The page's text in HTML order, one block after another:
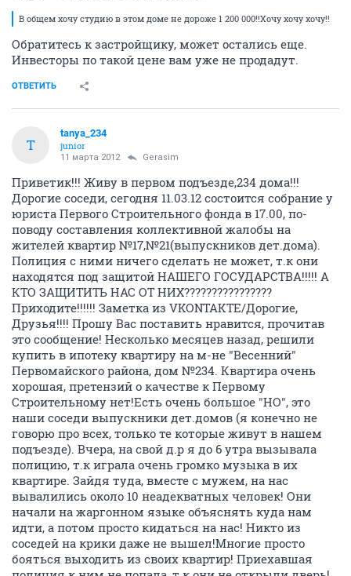
В общем хочу студию в этом доме не дороже 1 200 000!!Хочу хочу хочу!!
Обратитесь к застройщику, может остались еще.
Инвесторы по такой цене вам уже не продадут.
ОТВЕТИТЬ
T
tanya_234
junior
11 марта 2012 Gerasim
Приветик!!! Живу в первом подъезде,234 дома!!!
Дорогие соседи, сегодня 11.03.12 состоится собрание у
юриста Первого Строительного фонда в 17.00, по-
поводу составления коллективной жалобы на
жителей квартир №17,№21(выпускников дет.дома).
Полиция с ними ничего сделать не может, т.к они
находятся под защитой НАШЕГО ГОСУДАРСТВА!!!!! А
КТО ЗАЩИТИТЬ НАС ОТ НИХ????????????????
Приходите!!!!!! Заметка из VKONTAKTE/Дорогие,
Друзья!!!! Прошу Вас поставить нравится, прочитав
это сообщение! Несколько месяцев назад, решили
купить в ипотеку квартиру на м-не "Весенний"
Первомайского района, дом №234. Квартира очень
хорошая, претензий о качестве к Первому
Строительному нет!Есть очень большое "НО", это
наши соседи выпускники дет.домов (я конечно не
говорю про всех, только те которые живут в нашем
подъезде). Вчера, на свой д.р я до 6 утра вызывала
полицию, т.к играла очень громко музыка в их
квартире. Зайдя туда, вместе с мужем, на нас
вывалились около 10 неадекватных человек! Они
начали на жаргонном языке объяснять куда нам
идти, а потом просто кидаться на нас! Никто из
соседей на крики даже не вышел!Многие просто
бояться выходить из своих квартир! Приехавшая